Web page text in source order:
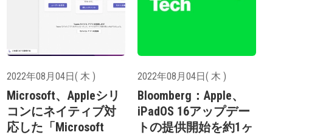
2022年08月04日( 木 )
Microsoft、Appleシリ
コンにネイティブ対
応した「Microsoft
2022年08月04日( 木 )
Bloomberg：Apple、
iPadOS 16アップデー
トの提供開始を約1ヶ